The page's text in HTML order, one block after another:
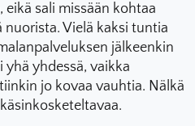
eikä sali missään kohtaa
Vielä kaksi tuntia
jälkeenkin
yhdessä, vaikka
jo kovaa vauhtia. Nälkä